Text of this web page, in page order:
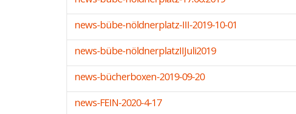
news-bübe-nöldnerplatz-III-2019-10-01
news-bübe-nöldnerplatzIIJuli2019
news-bücherboxen-2019-09-20
news-FEIN-2020-4-17